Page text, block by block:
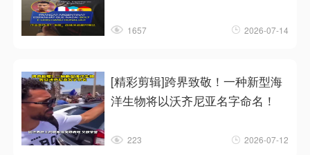
1657 2026-07-14
[精彩剪辑]跨界致敬！一种新型海
洋生物将以沃齐尼亚名字命名！
223 2026-07-12